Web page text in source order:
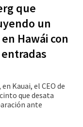
que
un
Hawái con
Kauai, el CEO de
que desata
ante